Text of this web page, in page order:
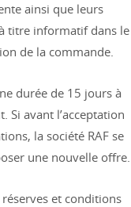
ainsi que leurs
titre informatif dans le
de la commande.
durée de 15 jours à
Si avant l’acceptation
la société RAF se
une nouvelle offre.
et conditions